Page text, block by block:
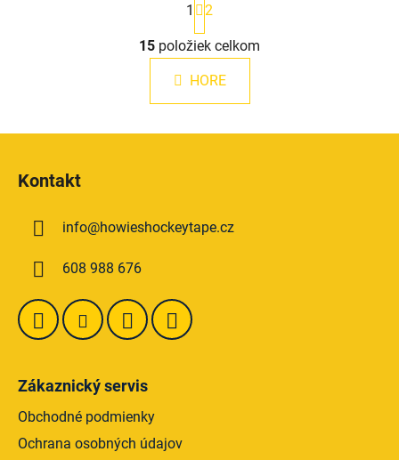
O
v
l
á
d
a
r
t
r
á
n
k
a
1 2
15 položiek celkom
HORE
Kontakt
info@howieshockeytape.cz
608 988 676
Zákaznický servis
Obchodné podmienky
Ochrana osobných údajov